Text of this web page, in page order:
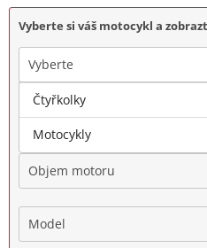
Vyberte si váš motocykl a
Vyberte
Značka
Objem motoru
Model
Čtyřkolky
Motocykly